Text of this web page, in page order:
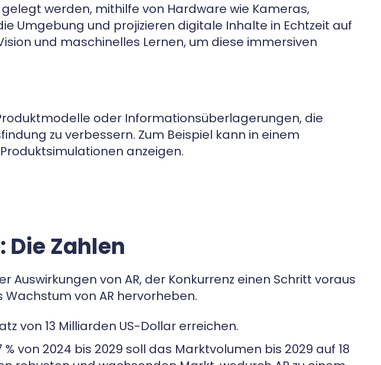
werden, mithilfe von Hardware wie Kameras,
Umgebung und projizieren digitale Inhalte in Echtzeit auf
und maschinelles Lernen, um diese immersiven
oder Informationsüberlagerungen, die
zu verbessern. Zum Beispiel kann in einem
anzeigen.
Zahlen
von AR, der Konkurrenz einen Schritt voraus
von AR hervorheben.
von 13 Milliarden US-Dollar erreichen.
von 2024 bis 2029 soll das Marktvolumen bis 2029 auf 18